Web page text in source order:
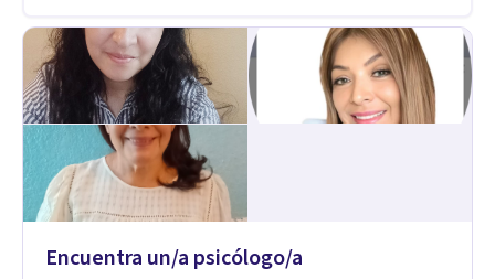
Encuentra un/a psicólogo/a